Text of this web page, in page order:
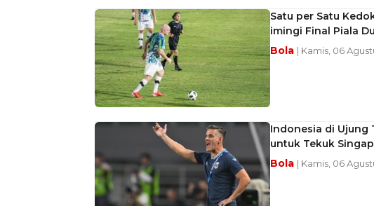
Satu per Satu
imingi Final Piala
Bola | Kamis, 06
Indonesia di Ujung
untuk Tekuk
Bola | Kamis, 06